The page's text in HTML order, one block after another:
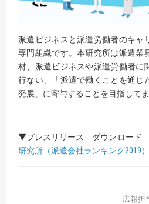
派遣ビジネスと派遣労働者のキャ
専門組織です。本研究所は派遣業
材、派遣ビジネスや派遣労働者に
行ない、「派遣で働くことを通じ
発展」に寄与することを目指してま
▼プレスリリース ダウンロー
研究所（派遣会社ランキング2019）
広報担